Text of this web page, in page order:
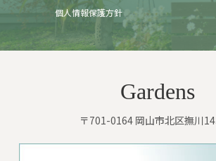
個人情報保護方針
Gardens
〒701-0164 岡山市北区撫川